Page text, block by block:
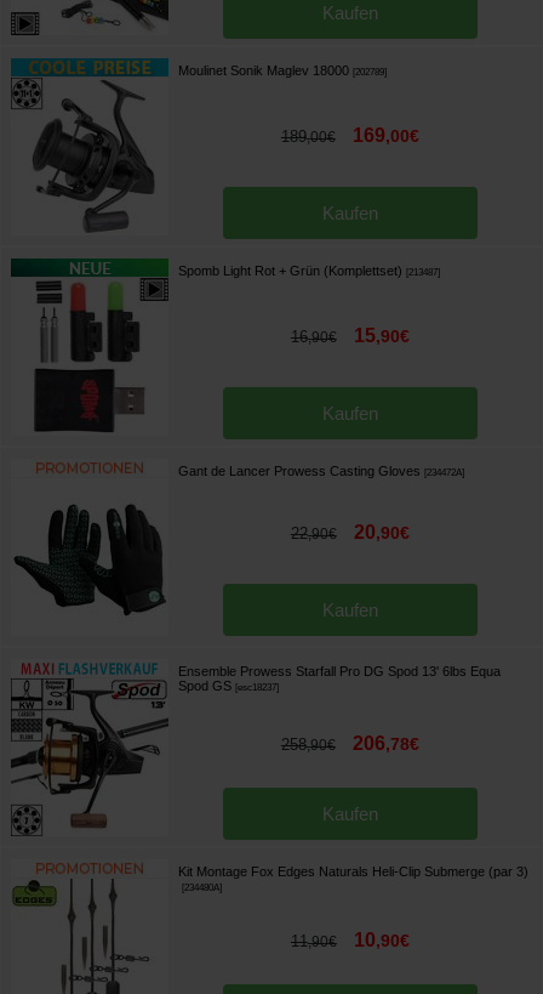
Kaufen
Moulinet Sonik Maglev 18000 202789]
189,00€ 169,00€
Kaufen
Spomb Light Rot + Grün (Komplettset) 213487]
16,90€ 15,90€
Kaufen
Gant de Lancer Prowess Casting Gloves 234472A]
22,90€ 20,90€
Kaufen
Ensemble Prowess Starfall Pro DG Spod 13' 6lbs Equa
Spod GS [esc18237]
258,90€ 206,78€
Kaufen
Kit Montage Fox Edges Naturals Heli-Clip Submerge (par 3)
234480A]
11,90€ 10,90€